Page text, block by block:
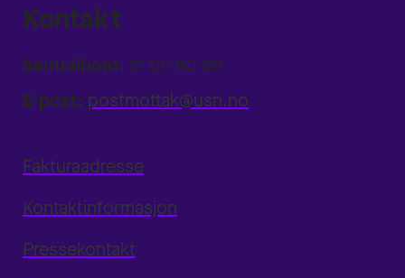
Kontakt
Sentralbord: 31 00 80 00
E-post: postmottak@usn.no
Fakturaadresse
Kontaktinformasjon
Pressekontakt